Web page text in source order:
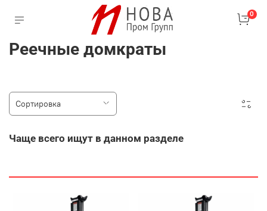
0
Реечные домкраты
Чаще всего ищут в данном разделе